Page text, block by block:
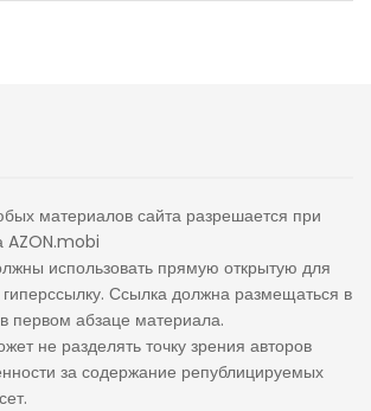
материалов сайта разрешается при
AZON.mobi
использовать прямую открытую для
Ссылка должна размещаться в
первом абзаце материала.
не разделять точку зрения авторов
за содержание републицируемых